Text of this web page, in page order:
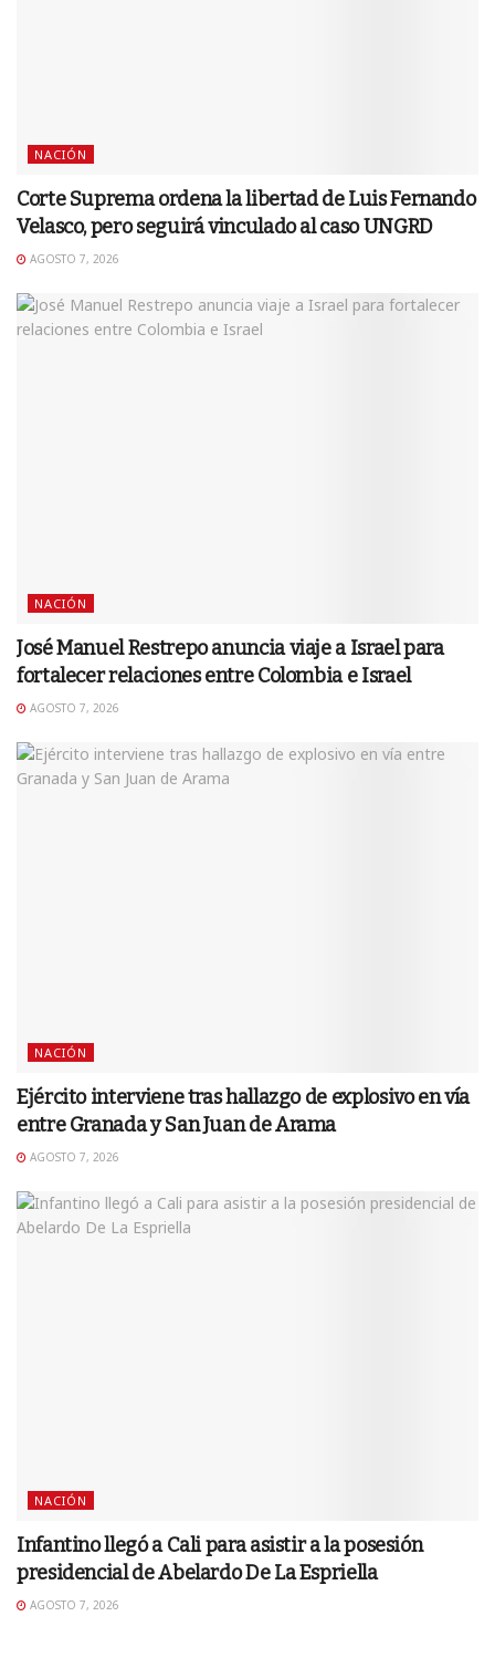
NACIÓN
Corte Suprema ordena la libertad de Luis Fernando
Velasco, pero seguirá vinculado al caso UNGRD
AGOSTO 7, 2026
NACIÓN
José Manuel Restrepo anuncia viaje a Israel para
fortalecer relaciones entre Colombia e Israel
AGOSTO 7, 2026
NACIÓN
Ejército interviene tras hallazgo de explosivo en vía
entre Granada y San Juan de Arama
AGOSTO 7, 2026
NACIÓN
Infantino llegó a Cali para asistir a la posesión
presidencial de Abelardo De La Espriella
AGOSTO 7, 2026